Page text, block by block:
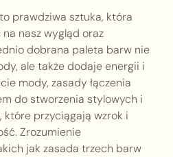
prawdziwa sztuka, która
nasz wygląd oraz
dobrana paleta barw nie
ale także dodaje energii i
mody, zasady łączenia
do stworzenia stylowych i
które przyciągają wzrok i
Zrozumienie
jak zasada trzech barw